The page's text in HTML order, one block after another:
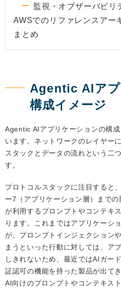
監視・オブザーバビリ
AWSでのリファレンスアー
まとめ
Agentic AIア
構成イメージ
Agentic AIアプリケーションの構
います。ネットワークのレイヤー
スタックとデータの流れという二
す。
プロトコルスタックに注目すると
ー7（アプリケーション層）まで
が利用するプロンプトやコンテキ
ります。これまではアプリケーシ
が、プロンプトインジェクション
まうといった行動に対しては、ア
しきれないため、最近ではAIガー
証認可の機能を持った製品が出て
AI向けのプロンプトやコンテキス